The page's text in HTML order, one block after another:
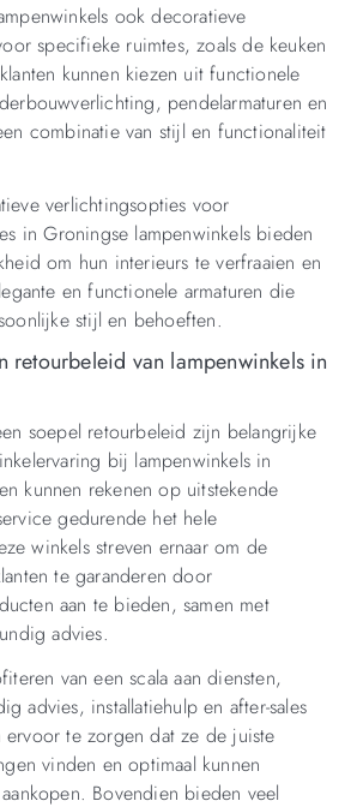
ook decoratieve
specifieke ruimtes, zoals de keuken
kunnen kiezen uit functionele
pendelarmaturen en
combinatie van stijl en functionaliteit
verlichtingsopties voor
in Groningse lampenwinkels bieden
om hun interieurs te verfraaien en
en functionele armaturen die
stijl en behoeften.
retourbeleid van lampenwinkels in
soepel retourbeleid zijn belangrijke
bij lampenwinkels in
kunnen rekenen op uitstekende
gedurende het hele
winkels streven ernaar om de
te garanderen door
aan te bieden, samen met
advies.
van een scala aan diensten,
advies, installatiehulp en after-sales
te zorgen dat ze de juiste
vinden en optimaal kunnen
Bovendien bieden veel